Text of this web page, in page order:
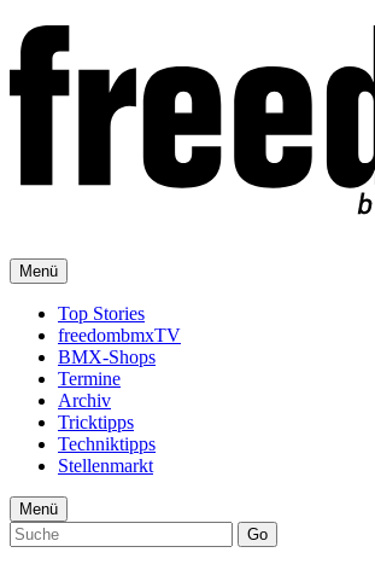
Menü
Top Stories
freedombmxTV
BMX-Shops
Termine
Archiv
Tricktipps
Techniktipps
Stellenmarkt
Menü
Go